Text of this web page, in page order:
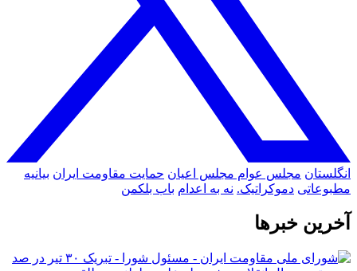
انگلستان مجلس عوام مجلس اعیان حمایت مقاومت ایران بیانیه
مطبوعاتی دموکراتیک. نه به اعدام باب بلکمن
آخرین خبرها